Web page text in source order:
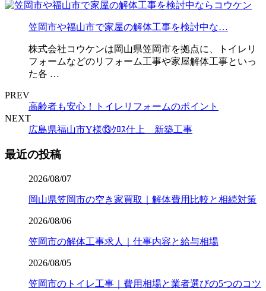
笠岡市や福山市で家屋の解体工事を検討中な…
株式会社コウケンは岡山県笠岡市を拠点に、トイレリ
フォームなどのリフォーム工事や家屋解体工事といっ
た各 …
PREV
高齢者も安心！トイレリフォームのポイント
NEXT
広島県福山市Y様⑬ｸﾛｽ仕上 新築工事
最近の投稿
2026/08/07
岡山県笠岡市の空き家買取｜解体費用比較と相続対策
2026/08/06
笠岡市の解体工事求人｜仕事内容と給与相場
2026/08/05
笠岡市のトイレ工事｜費用相場と業者選びの5つのコツ